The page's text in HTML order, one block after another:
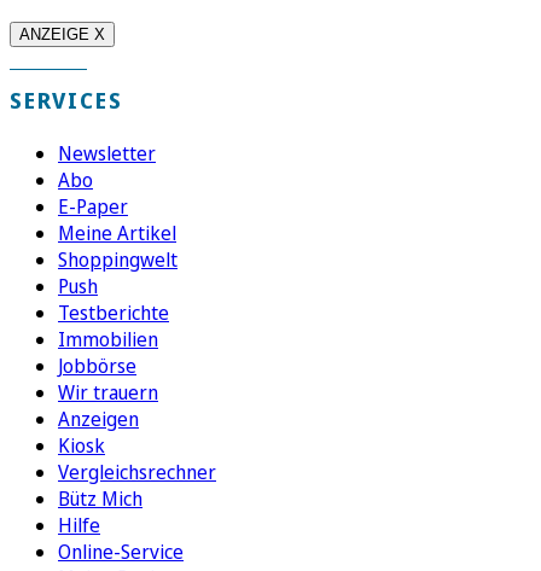
ANZEIGE X
SERVICES
Newsletter
Abo
E-Paper
Meine Artikel
Shoppingwelt
Push
Testberichte
Immobilien
Jobbörse
Wir trauern
Anzeigen
Kiosk
Vergleichsrechner
Bütz Mich
Hilfe
Online-Service